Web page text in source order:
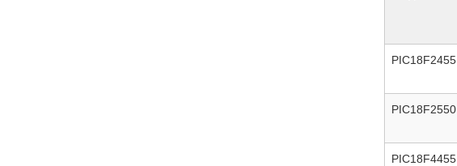
PIC18F2455
PIC18F2550
PIC18F4455